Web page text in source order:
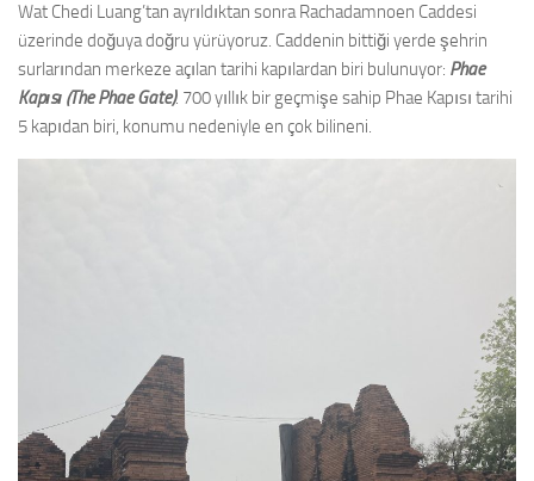
Wat Chedi Luang’tan ayrıldıktan sonra Rachadamnoen Caddesi
üzerinde doğuya doğru yürüyoruz. Caddenin bittiği yerde şehrin
surlarından merkeze açılan tarihi kapılardan biri bulunuyor: Phae
Kapısı (The Phae Gate). 700 yıllık bir geçmişe sahip Phae Kapısı tarihi
5 kapıdan biri, konumu nedeniyle en çok bilineni.